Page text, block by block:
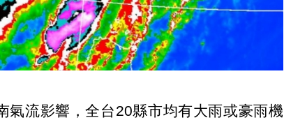
氣流影響，全台20縣市均有大雨或豪雨機